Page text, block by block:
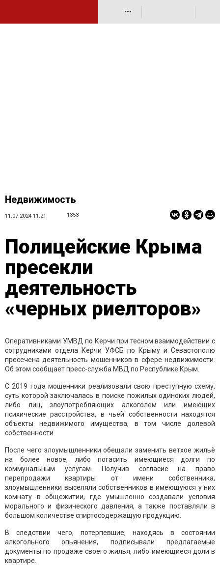
•••
Недвижимость
11.07.2024 11:21 1353
Полицейские Крыма
пресекли
деятельность
«черных риелторов»
Оперативниками УМВД по Керчи при тесном взаимодействии с
сотрудниками отдела Керчи УФСБ по Крыму и Севастополю
пресечена деятельность мошенников в сфере недвижимости.
Об этом сообщает пресс-служба МВД по Республике Крым.
С 2019 года мошенники реализовали свою преступную схему,
суть которой заключалась в поиске пожилых одиноких людей,
либо лиц, злоупотребляющих алкоголем или имеющих
психические расстройства, в чьей собственности находятся
объекты недвижимого имущества, в том числе долевой
собственности.
После чего злоумышленники обещали заменить ветхое жильё
на более новое, либо погасить имеющиеся долги по
коммунальным услугам. Получив согласие на право
перепродажи квартиры от имени собственника,
злоумышленники выселяли собственников в имеющуюся у них
комнату в общежитии, где умышленно создавали условия
морального и физического давления, а также поставляли в
большом количестве спиртосодержащую продукцию.
В следствии чего, потерпевшие, находясь в состоянии
алкогольного опьянения, подписывали предлагаемые
документы по продаже своего жилья, либо имеющиеся доли в
квартире.